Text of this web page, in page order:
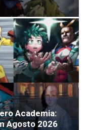
Academia:
Agosto 2026